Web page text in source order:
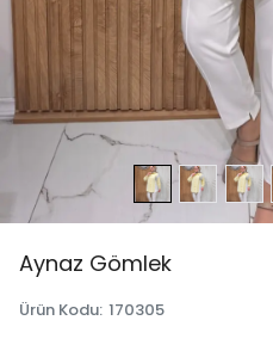
Aynaz Gömlek
Ürün Kodu: 170305